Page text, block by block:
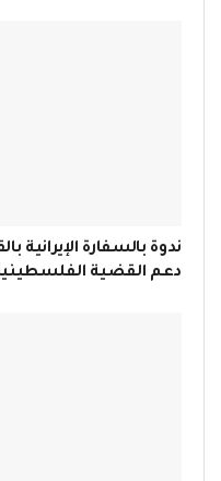
ندوة بالسفارة الإيرانية
دعم القضية الفلسطينية